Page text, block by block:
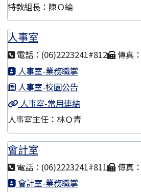
特教組長：陳Ｏ綸
人事室
電話：(06)2223241#812
傳真
人事室-業務職掌
人事室-校園公告
人事室-常用連結
人事室主任：林Ｏ青
會計室
電話：(06)2223241#811
傳真
會計室-業務職掌